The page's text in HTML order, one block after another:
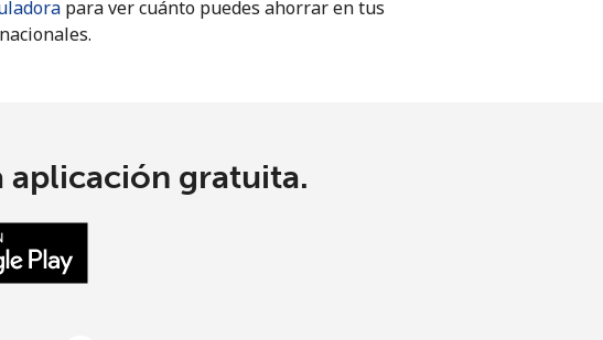
para ver cuánto puedes ahorrar en tus
aplicación gratuita.